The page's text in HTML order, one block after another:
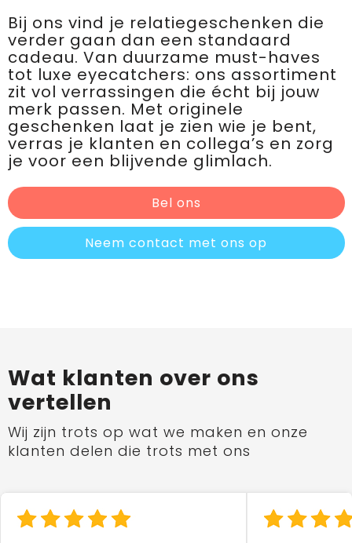
Bij ons vind je relatiegeschenken die
verder gaan dan een standaard
cadeau. Van duurzame must-haves
tot luxe eyecatchers: ons assortiment
zit vol verrassingen die écht bij jouw
merk passen. Met originele
geschenken laat je zien wie je bent,
verras je klanten en collega’s en zorg
je voor een blijvende glimlach.
Bel ons
Neem contact met ons op
Wat klanten over ons
vertellen
Wij zijn trots op wat we maken en onze
klanten delen die trots met ons